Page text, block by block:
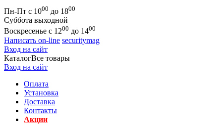
Пн-Пт с 1000 до 1800
Суббота выходной
Воскресенье с 1200 до 1400
Написать on-line securitymag
Вход на сайт
КаталогВсе товары
Вход на сайт
Оплата
Установка
Доставка
Контакты
Акции